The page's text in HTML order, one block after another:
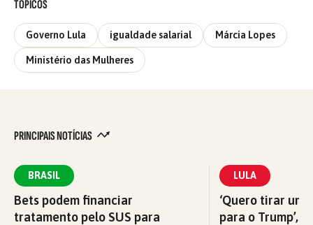
TÓPICOS
Governo Lula igualdade salarial Márcia Lopes
Ministério das Mulheres
PRINCIPAIS NOTÍCIAS
BRASIL
Bets podem financiar
tratamento pelo SUS para
LULA
‘Quero tirar
para o Trump’,